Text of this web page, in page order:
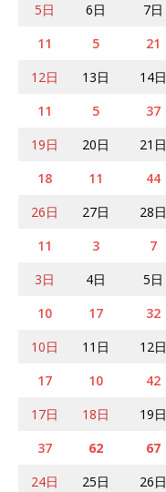
5日
6日 7日
11
5 21
12日
13日 14日
11
5 37
19日
20日 21日
18
11 44
26日
27日 28日
11
3 7
3日
4日 5日
10
17 32
10日
11日 12日
17
10 42
17日
18日 19日
37
62 67
24日
25日 26日